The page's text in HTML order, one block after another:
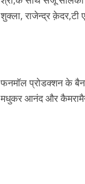
शुक्ला, राजेन्द्र क़ेदर,टी
फनमॉल प्रोडक्शन के
मधुकर आनंद और कैमरामैन